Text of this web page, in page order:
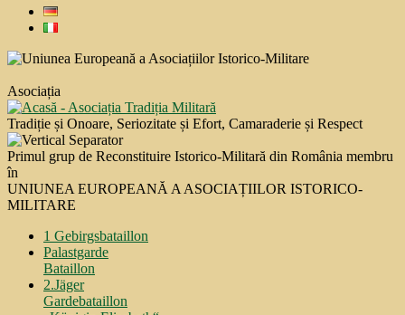
Asociația
Tradiție și Onoare, Seriozitate și Efort, Camaraderie și Respect
Primul grup de Reconstituire Istorico-Militară din România membru
în
UNIUNEA EUROPEANĂ A ASOCIAȚIILOR ISTORICO-
MILITARE
1 Gebirgsbataillon
Palastgarde
Bataillon
2.Jäger
Gardebataillon